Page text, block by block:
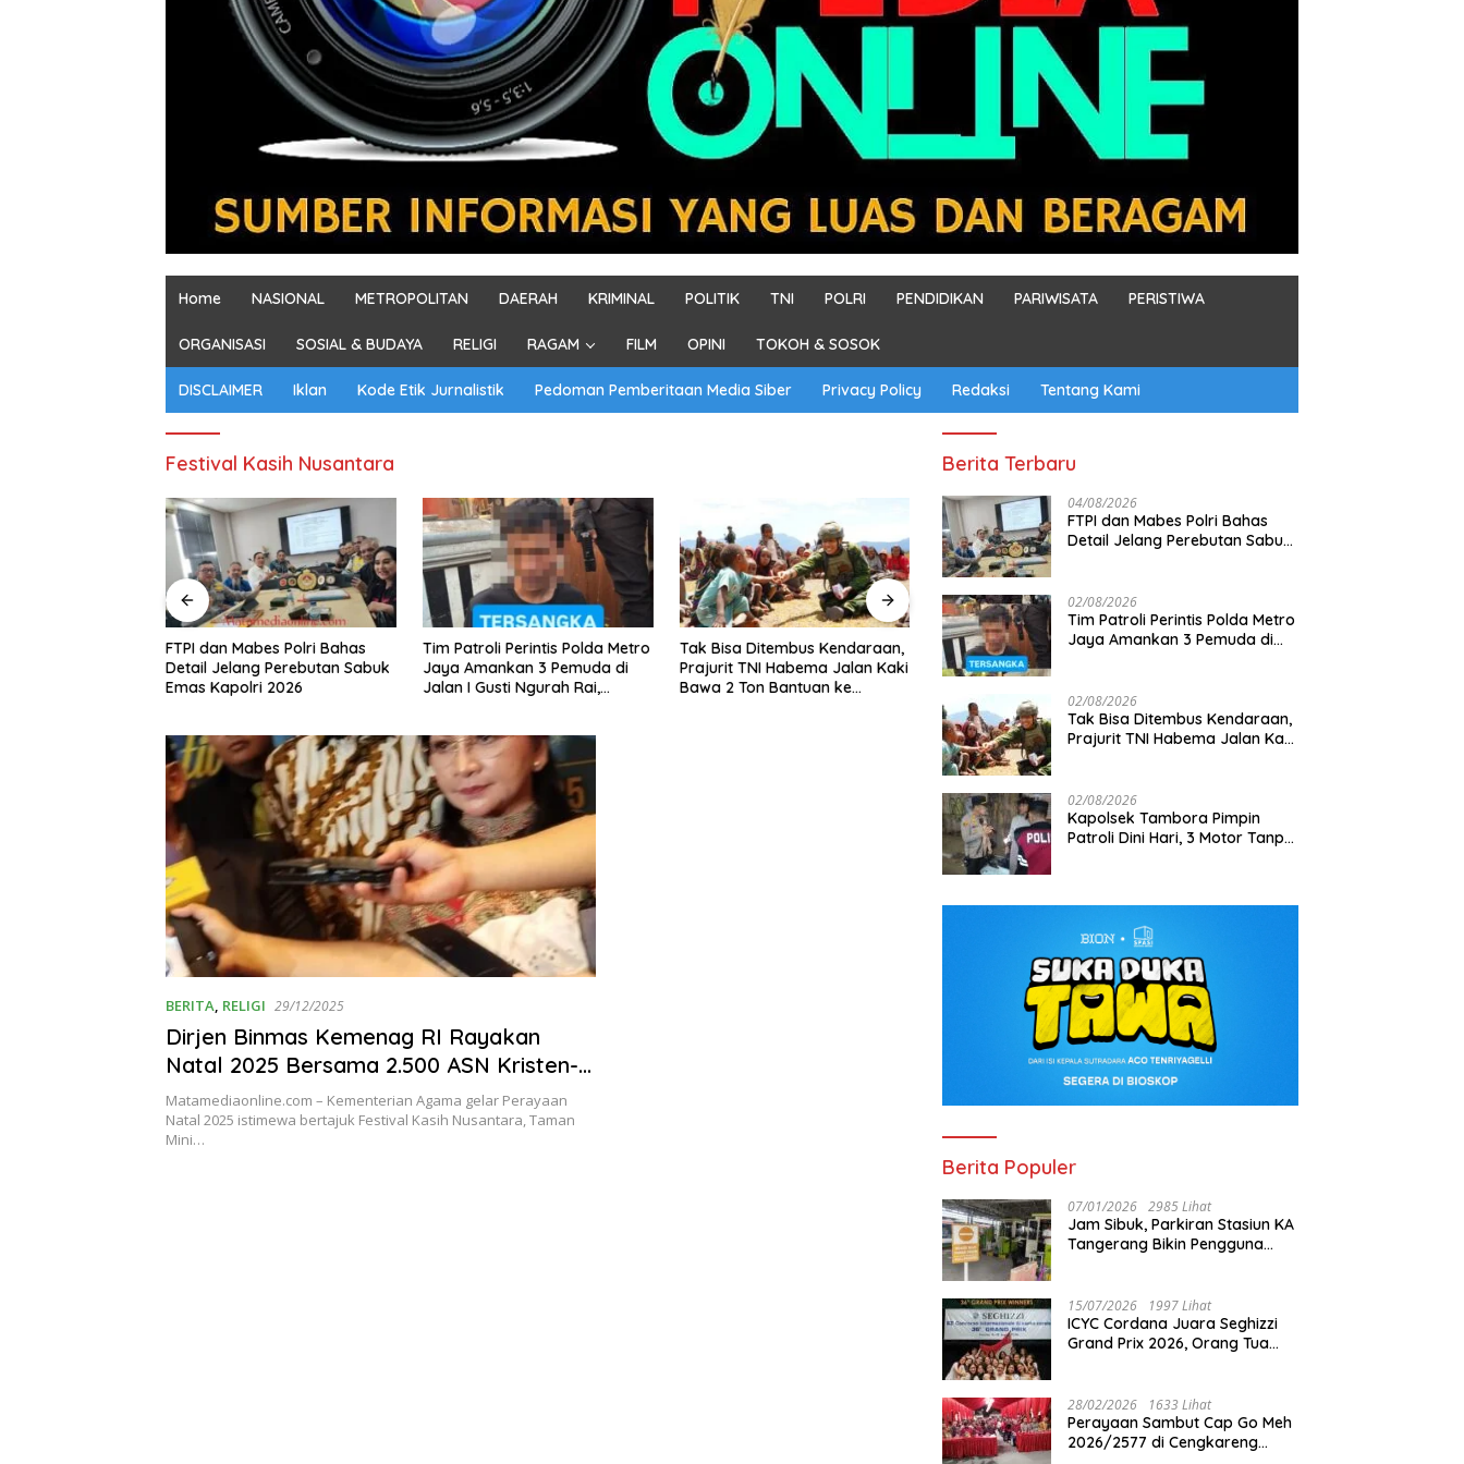
Home NASIONAL METROPOLITAN DAERAH KRIMINAL POLITIK TNI POLRI PENDIDIKAN PARIWISATA PERISTIWA
ORGANISASI SOSIAL & BUDAYA RELIGI RAGAM FILM OPINI TOKOH & SOSOK
DISCLAIMER Iklan Kode Etik Jurnalistik Pedoman Pemberitaan Media Siber Privacy Policy Redaksi Tentang Kami
Festival Kasih Nusantara
FTPI dan Mabes Polri Bahas
Detail Jelang Perebutan Sabuk
Emas Kapolri 2026
Tim Patroli Perintis Polda Metro
Jaya Amankan 3 Pemuda di
Jalan I Gusti Ngurah Rai,
Tak Bisa Ditembus Kendaraan,
Prajurit TNI Habema Jalan Kaki
Bawa 2 Ton Bantuan ke
Kapolsek Tambora Pimpin
Patroli Dini Hari, 3 Motor Tanpa
Jelang Aston Villa Pre-Season
BERITA, RELIGI 29/12/2025
Dirjen Binmas Kemenag RI Rayakan
Natal 2025 Bersama 2.500 ASN Kristen-
Katolik
Matamediaonline.com – Kementerian Agama gelar Perayaan
Natal 2025 istimewa bertajuk Festival Kasih Nusantara, Taman
Mini…
Berita Terbaru
04/08/2026
FTPI dan Mabes Polri Bahas
Detail Jelang Perebutan Sabuk
02/08/2026
Tim Patroli Perintis Polda Metro
Jaya Amankan 3 Pemuda di
Jalanan
02/08/2026
Tak Bisa Ditembus Kendaraan,
Prajurit TNI Habema Jalan Kaki
02/08/2026
Kapolsek Tambora Pimpin
Patroli Dini Hari, 3 Motor Tanpa
Berita Populer
07/01/2026 2985 Lihat
Jam Sibuk, Parkiran Stasiun KA
Tangerang Bikin Pengguna
15/07/2026 1997 Lihat
ICYC Cordana Juara Seghizzi
Grand Prix 2026, Orang Tua
Indonesia
28/02/2026 1633 Lihat
Perayaan Sambut Cap Go Meh
2026/2577 di Cengkareng